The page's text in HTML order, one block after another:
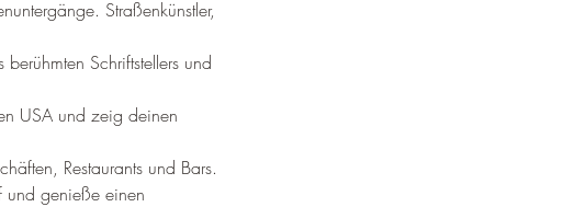
Straßenkünstler,
Schriftstellers und
USA und zeig deinen
Restaurants und Bars.
und genieße einen